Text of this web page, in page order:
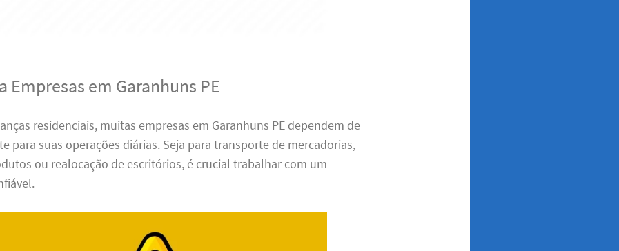
Empresas em Garanhuns PE
residenciais, muitas empresas em Garanhuns PE dependem de
para suas operações diárias. Seja para transporte de mercadorias,
ou realocação de escritórios, é crucial trabalhar com um